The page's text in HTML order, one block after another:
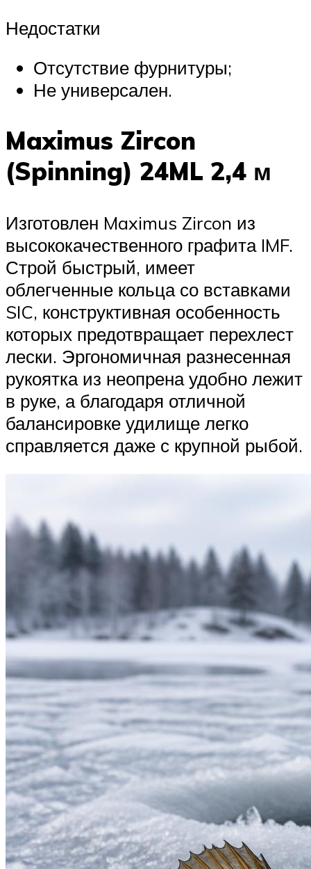
Недостатки
Отсутствие фурнитуры;
Не универсален.
Maximus Zircon
(Spinning) 24ML 2,4 м
Изготовлен Maximus Zircon из
высококачественного графита IMF.
Строй быстрый, имеет
облегченные кольца со вставками
SIC, конструктивная особенность
которых предотвращает перехлест
лески. Эргономичная разнесенная
рукоятка из неопрена удобно лежит
в руке, а благодаря отличной
балансировке удилище легко
справляется даже с крупной рыбой.